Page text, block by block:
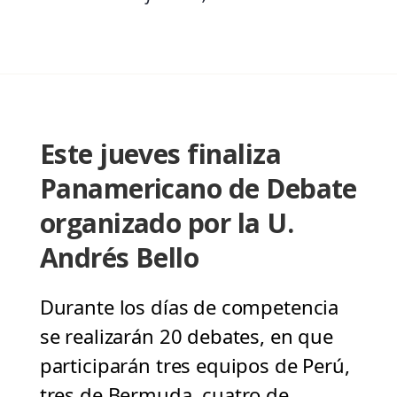
Este jueves finaliza
Panamericano de Debate
organizado por la U.
Andrés Bello
Durante los días de competencia
se realizarán 20 debates, en que
participarán tres equipos de Perú,